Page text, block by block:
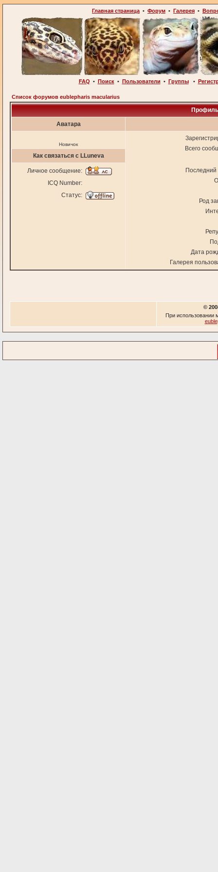
Главная страница • Форум • Галерея •
FAQ • Поиск• Пользователи • Группы•
Список форумов eublepharis macularius
Аватара
Новичок
Всего
Последний
Род
Дата
Галерея
Как связаться с LLuneva
Личное сообщение:
ICQ Number:
Статус:
©
При использовании